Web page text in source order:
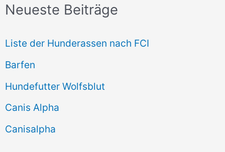
h
n
n
a
c
h
Neueste Beiträge
Liste der Hunderassen nach FCI
Barfen
Hundefutter Wolfsblut
Canis Alpha
Canisalpha